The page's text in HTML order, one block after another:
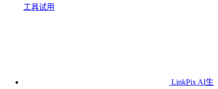
工具试用
LinkPix AI生